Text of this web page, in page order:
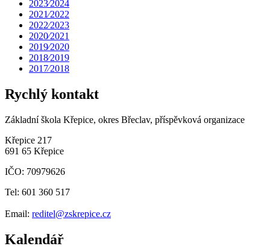
2023⁄2024
2021⁄2022
2022⁄2023
2020⁄2021
2019⁄2020
2018⁄2019
2017⁄2018
Rychlý kontakt
Základní škola Křepice, okres Břeclav, příspěvková organizace
Křepice 217
691 65 Křepice
IČO: 70979626
Tel: 601 360 517
Email: reditel@zskrepice.cz
Kalendář